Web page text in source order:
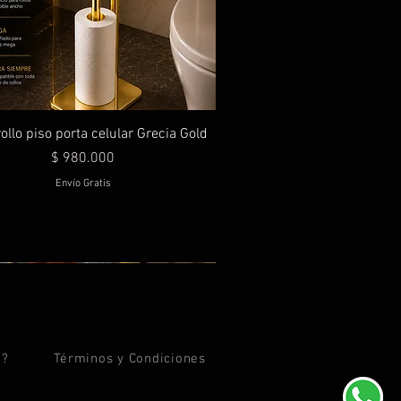
piso porta celular Grecia Gold
Precio
$ 980.000
Envío Gratis
Términos y Condiciones